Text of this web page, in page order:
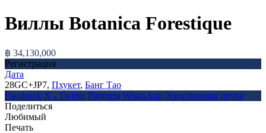
Виллы Botanica Forestique
฿ 34,130,000
Регистрация
Дата
28GC+JP7, Пхукет, Банг Тао
Facebook X - Twitter Pinterest WhatsApp Электронная почта
Поделиться
Любимый
Печать